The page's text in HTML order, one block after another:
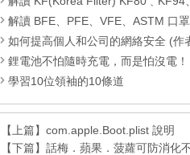
解讀 BFE、PFE、VFE、ASTM 口
如何提高個人和公司的網絡安全 (作
鋰電池不怕隨時充電，而是怕沒電！
學習10位領袖的10條道
【上篇】 com.apple.Boot.plist 說明
【下篇】 話梅．蘋果．菠蘿可防消化